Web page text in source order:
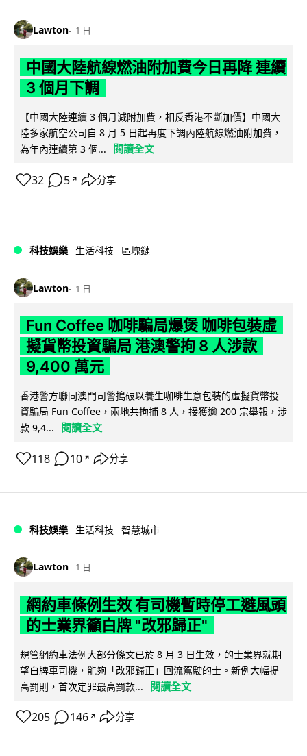
Lawton 1 日
中國大陸航線燃油附加費今日再降 連續
3 個月下調
【中國大陸連續 3 個月減附加費，相反香港不斷加價】中國大
陸多家航空公司自 8 月 5 日起再度下調內陸航線燃油附加費，
為年內連續第 3 個...
閱讀全文
32 5 ↗ 分享
科技娛樂 生活科技 區塊鏈
Lawton 1 日
Fun Coffee 咖啡騙局爆煲 咖啡包裝虛
擬貨幣投資騙局 港澳警拘 8 人涉款
9,400 萬元
香港警方聯同澳門司警搗破以養生咖啡生意包裝的虛擬貨幣投
資騙局 Fun Coffee，兩地共拘捕 8 人，接獲逾 200 宗舉報，涉
款 9,4...
閱讀全文
118 10 ↗ 分享
科技娛樂 生活科技 智慧城市
Lawton 1 日
網約車條例生效 有司機暫時停工避風頭
的士業界籲白牌 "改邪歸正"
規管網約車法例大部分條文已於 8 月 3 日生效，的士業界就期
望白牌車司機，能夠「改邪歸正」回流駕駛的士。新例大幅提
高罰則，首次定罪最高罰款...
閱讀全文
205 146 ↗ 分享